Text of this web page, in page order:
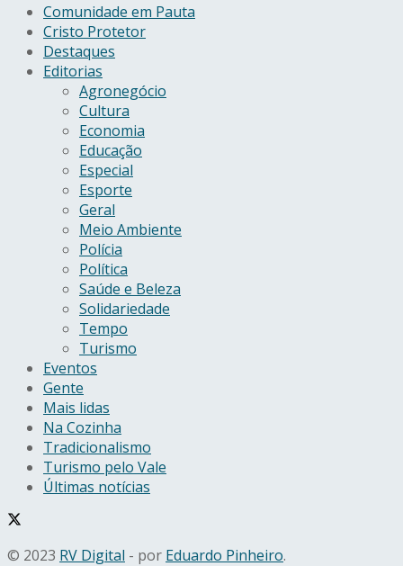
Comunidade em Pauta
Cristo Protetor
Destaques
Editorias
Agronegócio
Cultura
Economia
Educação
Especial
Esporte
Geral
Meio Ambiente
Polícia
Política
Saúde e Beleza
Solidariedade
Tempo
Turismo
Eventos
Gente
Mais lidas
Na Cozinha
Tradicionalismo
Turismo pelo Vale
Últimas notícias
© 2023 RV Digital - por Eduardo Pinheiro.